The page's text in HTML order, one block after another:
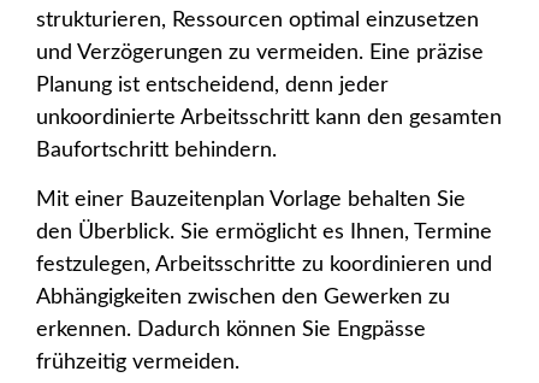
strukturieren, Ressourcen optimal einzusetzen
und Verzögerungen zu vermeiden. Eine präzise
Planung ist entscheidend, denn jeder
unkoordinierte Arbeitsschritt kann den gesamten
Baufortschritt behindern.
Mit einer Bauzeitenplan Vorlage behalten Sie
den Überblick. Sie ermöglicht es Ihnen, Termine
festzulegen, Arbeitsschritte zu koordinieren und
Abhängigkeiten zwischen den Gewerken zu
erkennen. Dadurch können Sie Engpässe
frühzeitig vermeiden.